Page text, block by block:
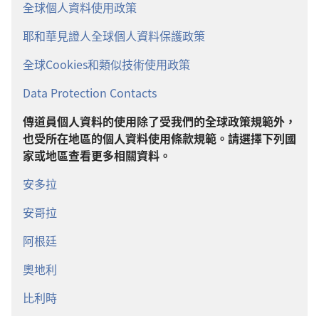
全球個人資料使用政策
耶和華見證人全球個人資料保護政策
全球Cookies和類似技術使用政策
Data Protection Contacts
傳道員個人資料的使用除了受我們的全球政策規範外，
也受所在地區的個人資料使用條款規範。請選擇下列國
家或地區查看更多相關資料。
安多拉
安哥拉
阿根廷
奧地利
比利時